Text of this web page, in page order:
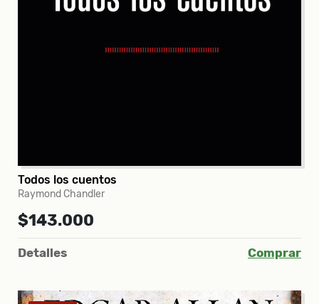
Todos los cuentos
Raymond Chandler
$143.000
Detalles Comprar